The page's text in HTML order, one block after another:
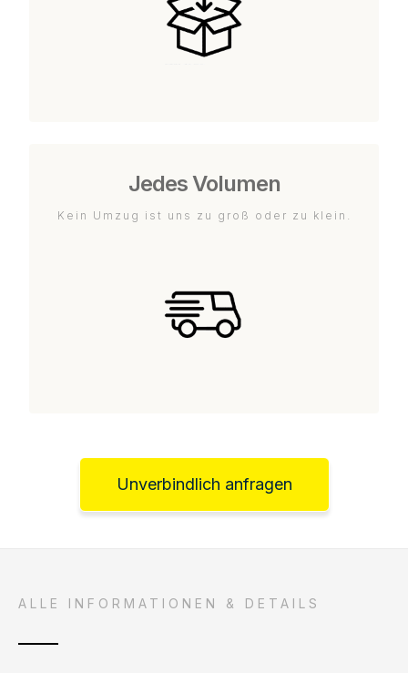
Jedes Volumen
Kein Umzug ist uns zu groß oder zu klein.
Unverbindlich anfragen
ALLE INFORMATIONEN & DETAILS